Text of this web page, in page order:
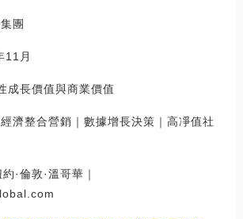
團
11月
成長價值與商業價值
濟整合營銷｜數據增長決策｜高凈值社
·倫敦·溫哥華｜